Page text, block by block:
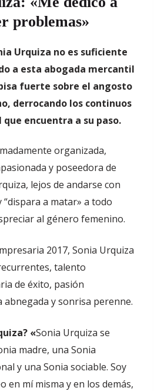
problemas»
Urquiza no es suficiente
a esta abogada mercantil
fuerte sobre el angosto
derrocando los continuos
encuentra a su paso.
organizada,
y poseedora de
lejos de andarse con
a matar» a todo
al género femenino.
2017, Sonia Urquiza
talento
de éxito, pasión
y sonrisa perenne.
«Sonia Urquiza se
madre, una Sonia
y una Sonia sociable. Soy
en mí misma y en los demás,